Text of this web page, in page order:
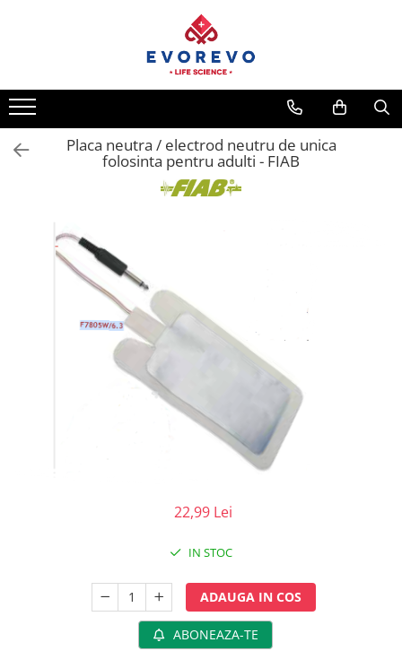
Medical
Nebulizatoare
Concentratoare oxigen
Senzori SpO2
Pulsoximetre
Cabluri extensie
Lampi operatie
Prize gaze medicinale
Regulatoare presiune gaze
Placa neutra / electrod neutru de unica
folosinta pentru adulti - FIAB
22,99 Lei
IN STOC
ADAUGA IN COS
ABONEAZA-TE